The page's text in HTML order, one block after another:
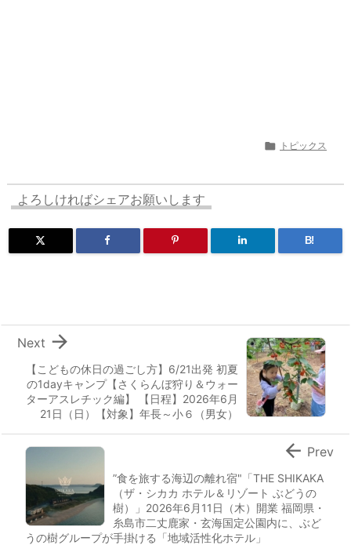
 トピックス
よろしければシェアお願いします
B!
【こどもの休日の過ごし方】6/21出発 初夏
の1dayキャンプ【さくらんぼ狩り＆ウォー
ターアスレチック編】 【日程】2026年6月
21日（日）【対象】年長～小６（男女）

Next
”食を旅する海辺の離れ宿"「THE SHIKAKA
（ザ・シカカ ホテル＆リゾート ぶどうの
樹）」2026年6月11日（木）開業 福岡県・
糸島市二丈鹿家・玄海国定公園内に、ぶど
うの樹グループが手掛ける「地域活性化ホテル」
 Prev